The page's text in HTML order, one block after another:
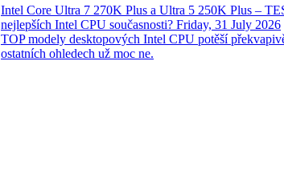
Intel Core Ultra 7 270K Plus a Ultra 5 250K Plus –
nejlepších Intel CPU současnosti? Friday, 31 July 2026
TOP modely desktopových Intel CPU potěší
ostatních ohledech už moc ne.